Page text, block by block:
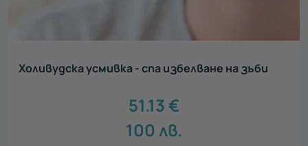
Холивудска усмивка - спа избелване на зъби
51.13€
100 лв.